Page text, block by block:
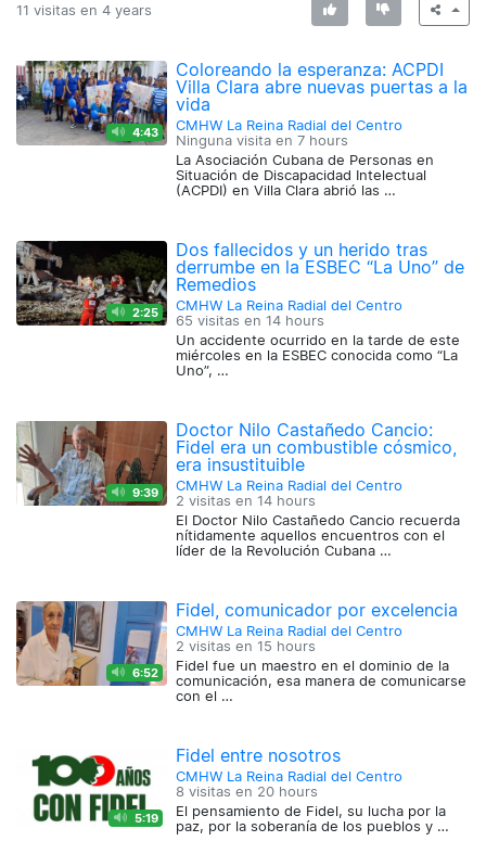
11 visitas en 4 years
4:43
Coloreando la esperanza: ACPDI
Villa Clara abre nuevas puertas a la
vida
CMHW La Reina Radial del Centro
Ninguna visita en7 hours
La Asociación Cubana de Personas en
Situación de Discapacidad Intelectual
(ACPDI) en Villa Clara abrió las …
2:25
Dos fallecidos y un herido tras
derrumbe en la ESBEC “La Uno” de
Remedios
CMHW La Reina Radial del Centro
65 visitas en 14 hours
Un accidente ocurrido en la tarde de este
miércoles en la ESBEC conocida como “La
Uno”, …
9:39
Doctor Nilo Castañedo Cancio:
Fidel era un combustible cósmico,
era insustituible
CMHW La Reina Radial del Centro
2 visitas en 14 hours
El Doctor Nilo Castañedo Cancio recuerda
nítidamente aquellos encuentros con el
líder de la Revolución Cubana …
6:52
Fidel, comunicador por excelencia
CMHW La Reina Radial del Centro
2 visitas en 15 hours
Fidel fue un maestro en el dominio de la
comunicación, esa manera de comunicarse
con el …
5:19
Fidel entre nosotros
CMHW La Reina Radial del Centro
8 visitas en 20 hours
El pensamiento de Fidel, su lucha por la
paz, por la soberanía de los pueblos y …